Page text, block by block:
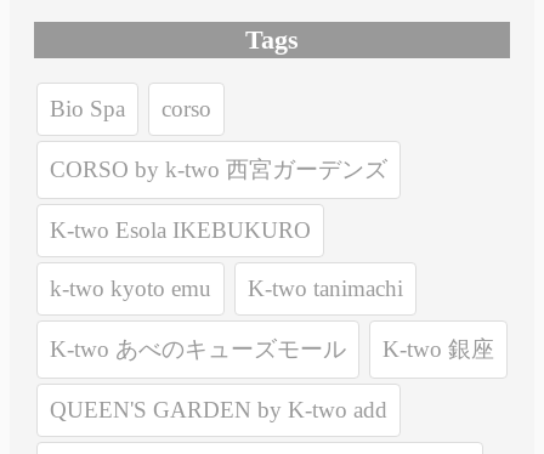
Tags
Bio Spa corso
CORSO by k-two 西宮ガーデンズ
K-two Esola IKEBUKURO
k-two kyoto emu K-two tanimachi
K-two あべのキューズモール K-two 銀座
QUEEN'S GARDEN by K-two add